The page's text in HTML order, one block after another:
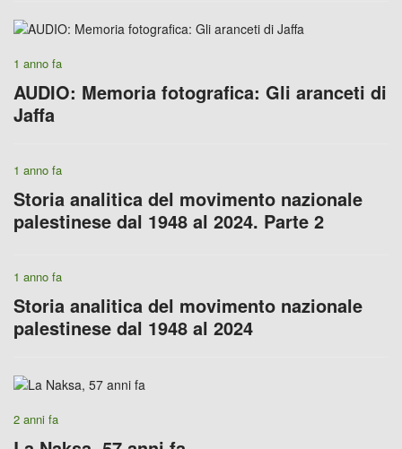
1 anno fa
AUDIO: Memoria fotografica: Gli aranceti di
Jaffa
1 anno fa
Storia analitica del movimento nazionale
palestinese dal 1948 al 2024. Parte 2
1 anno fa
Storia analitica del movimento nazionale
palestinese dal 1948 al 2024
2 anni fa